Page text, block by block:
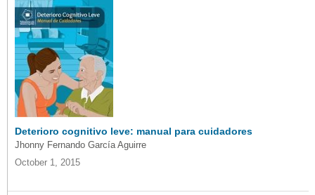
Deterioro cognitivo leve: manual para cuidadores
Jhonny Fernando García Aguirre
October 1, 2015